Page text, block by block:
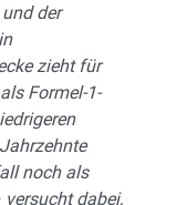
der
zieht für
Formel-1-
noch als
versucht dabei,